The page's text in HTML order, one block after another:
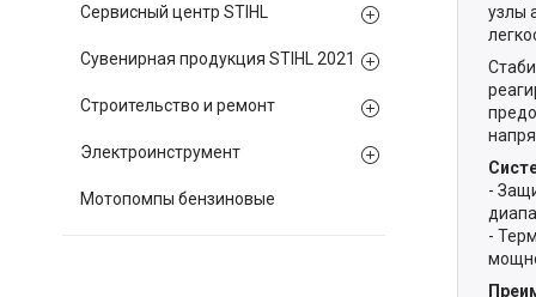
узлы
-
-
Сервисный центр STIHL
Сувенирная продукция STIHL 2021
Строительство и ремонт
Электроинструмент
Мотопомпы бензиновые